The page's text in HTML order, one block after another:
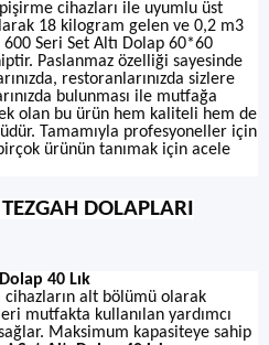
cihazları ile uyumlu üst
18 kilogram gelen ve 0,2 m3
Seri Set Altı Dolap 60*60
Paslanmaz özelliği sayesinde
restoranlarınızda sizlere
bulunması ile mutfağa
olan bu ürün hem kaliteli hem de
Tamamıyla profesyoneller için
ürünün tanımak için acele
DOLAPLARI
40 Lık
alt bölümü olarak
mutfakta kullanılan yardımcı
Maksimum kapasiteye sahip